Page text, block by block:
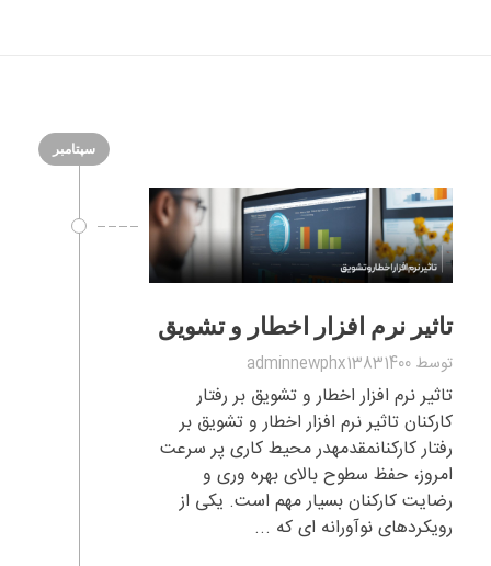
سپتامبر
تاثیر نرم افزار اخطار و تشویق
توسط adminnewphx13831400
تاثیر نرم افزار اخطار و تشویق بر رفتار
کارکنان تاثیر نرم افزار اخطار و تشویق بر
رفتار کارکنانمقدمهدر محیط کاری پر سرعت
امروز، حفظ سطوح بالای بهره وری و
رضایت کارکنان بسیار مهم است. یکی از
رویکردهای نوآورانه ای که ...